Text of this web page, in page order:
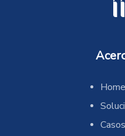
Home